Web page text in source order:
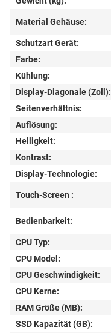
Material Gehäuse:
Schutzart Gerät:
Farbe:
Kühlung:
Display-Diagonale (Zoll):
Seitenverhältnis:
Auflösung:
Helligkeit:
Kontrast:
Display-Technologie:
Touch-Screen :
Bedienbarkeit:
CPU Typ:
CPU Model:
CPU Geschwindigkeit:
CPU Kerne:
RAM Größe (MB):
SSD Kapazität (GB):